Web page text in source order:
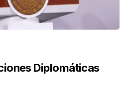
Diplomáticas